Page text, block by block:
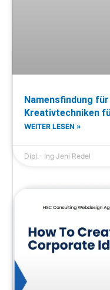
Namensfindung
Kreativtechniken
WEITER LESEN »
Dipl.- Ing Jeni Redel